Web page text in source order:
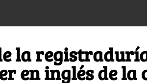
la
en inglés de la